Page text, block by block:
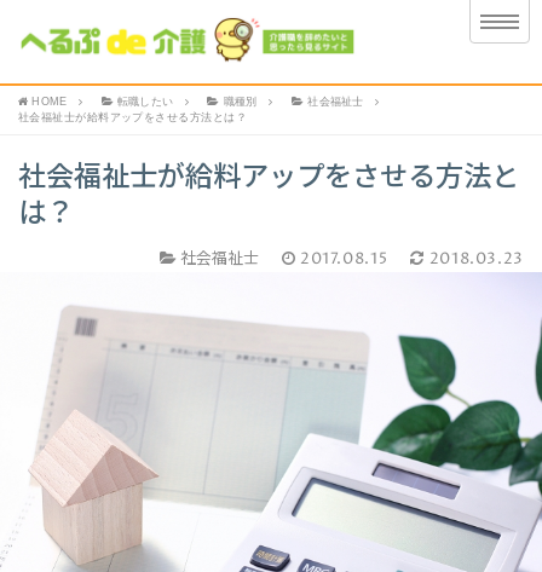
HOME 転職したい 職種別
社会福祉士
社会福祉士が給料アップをさせる方法とは？
社会福祉士が給料アップをさせる方法と
は？
社会福祉士 2017.08.15 2018.03.23